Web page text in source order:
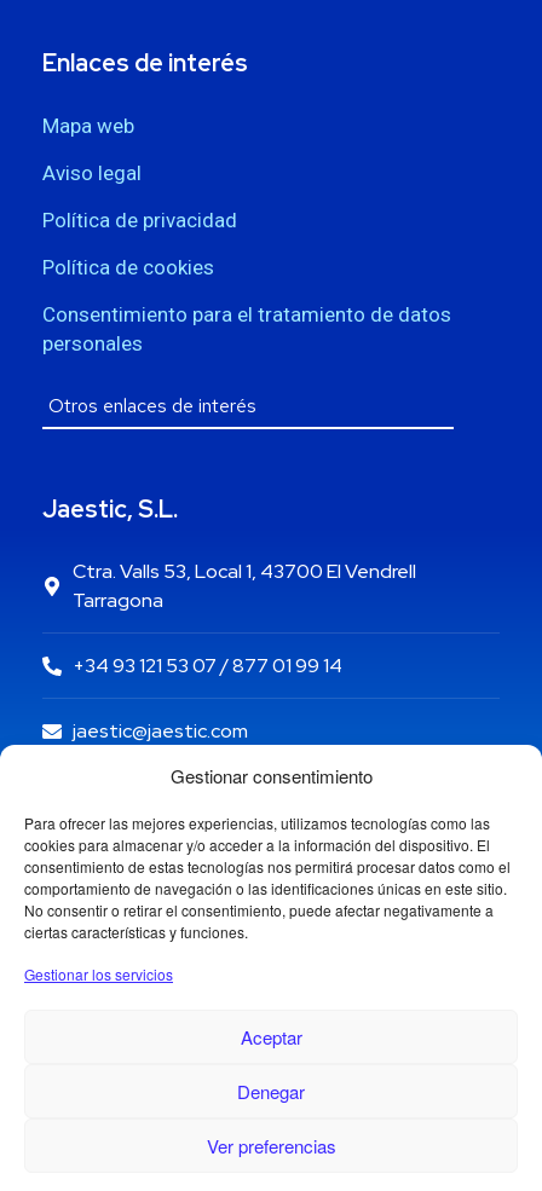
Gestionar consentimiento
Para ofrecer las mejores experiencias, utilizamos tecnologías como las
cookies para almacenar y/o acceder a la información del dispositivo. El
consentimiento de estas tecnologías nos permitirá procesar datos como el
comportamiento de navegación o las identificaciones únicas en este sitio.
No consentir o retirar el consentimiento, puede afectar negativamente a
ciertas características y funciones.
Gestionar los servicios
Aceptar
Denegar
Ver preferencias
Enlaces de interés
Mapa web
Aviso legal
Política de privacidad
Política de cookies
Consentimiento para el tratamiento de datos
personales
Jaestic, S.L.
Ctra. Valls 53, Local 1, 43700 El Vendrell
Tarragona
+34 93 121 53 07 / 877 01 99 14
jaestic@jaestic.com
Copyright © 2024 Jaestic S.L. Todos los derechos